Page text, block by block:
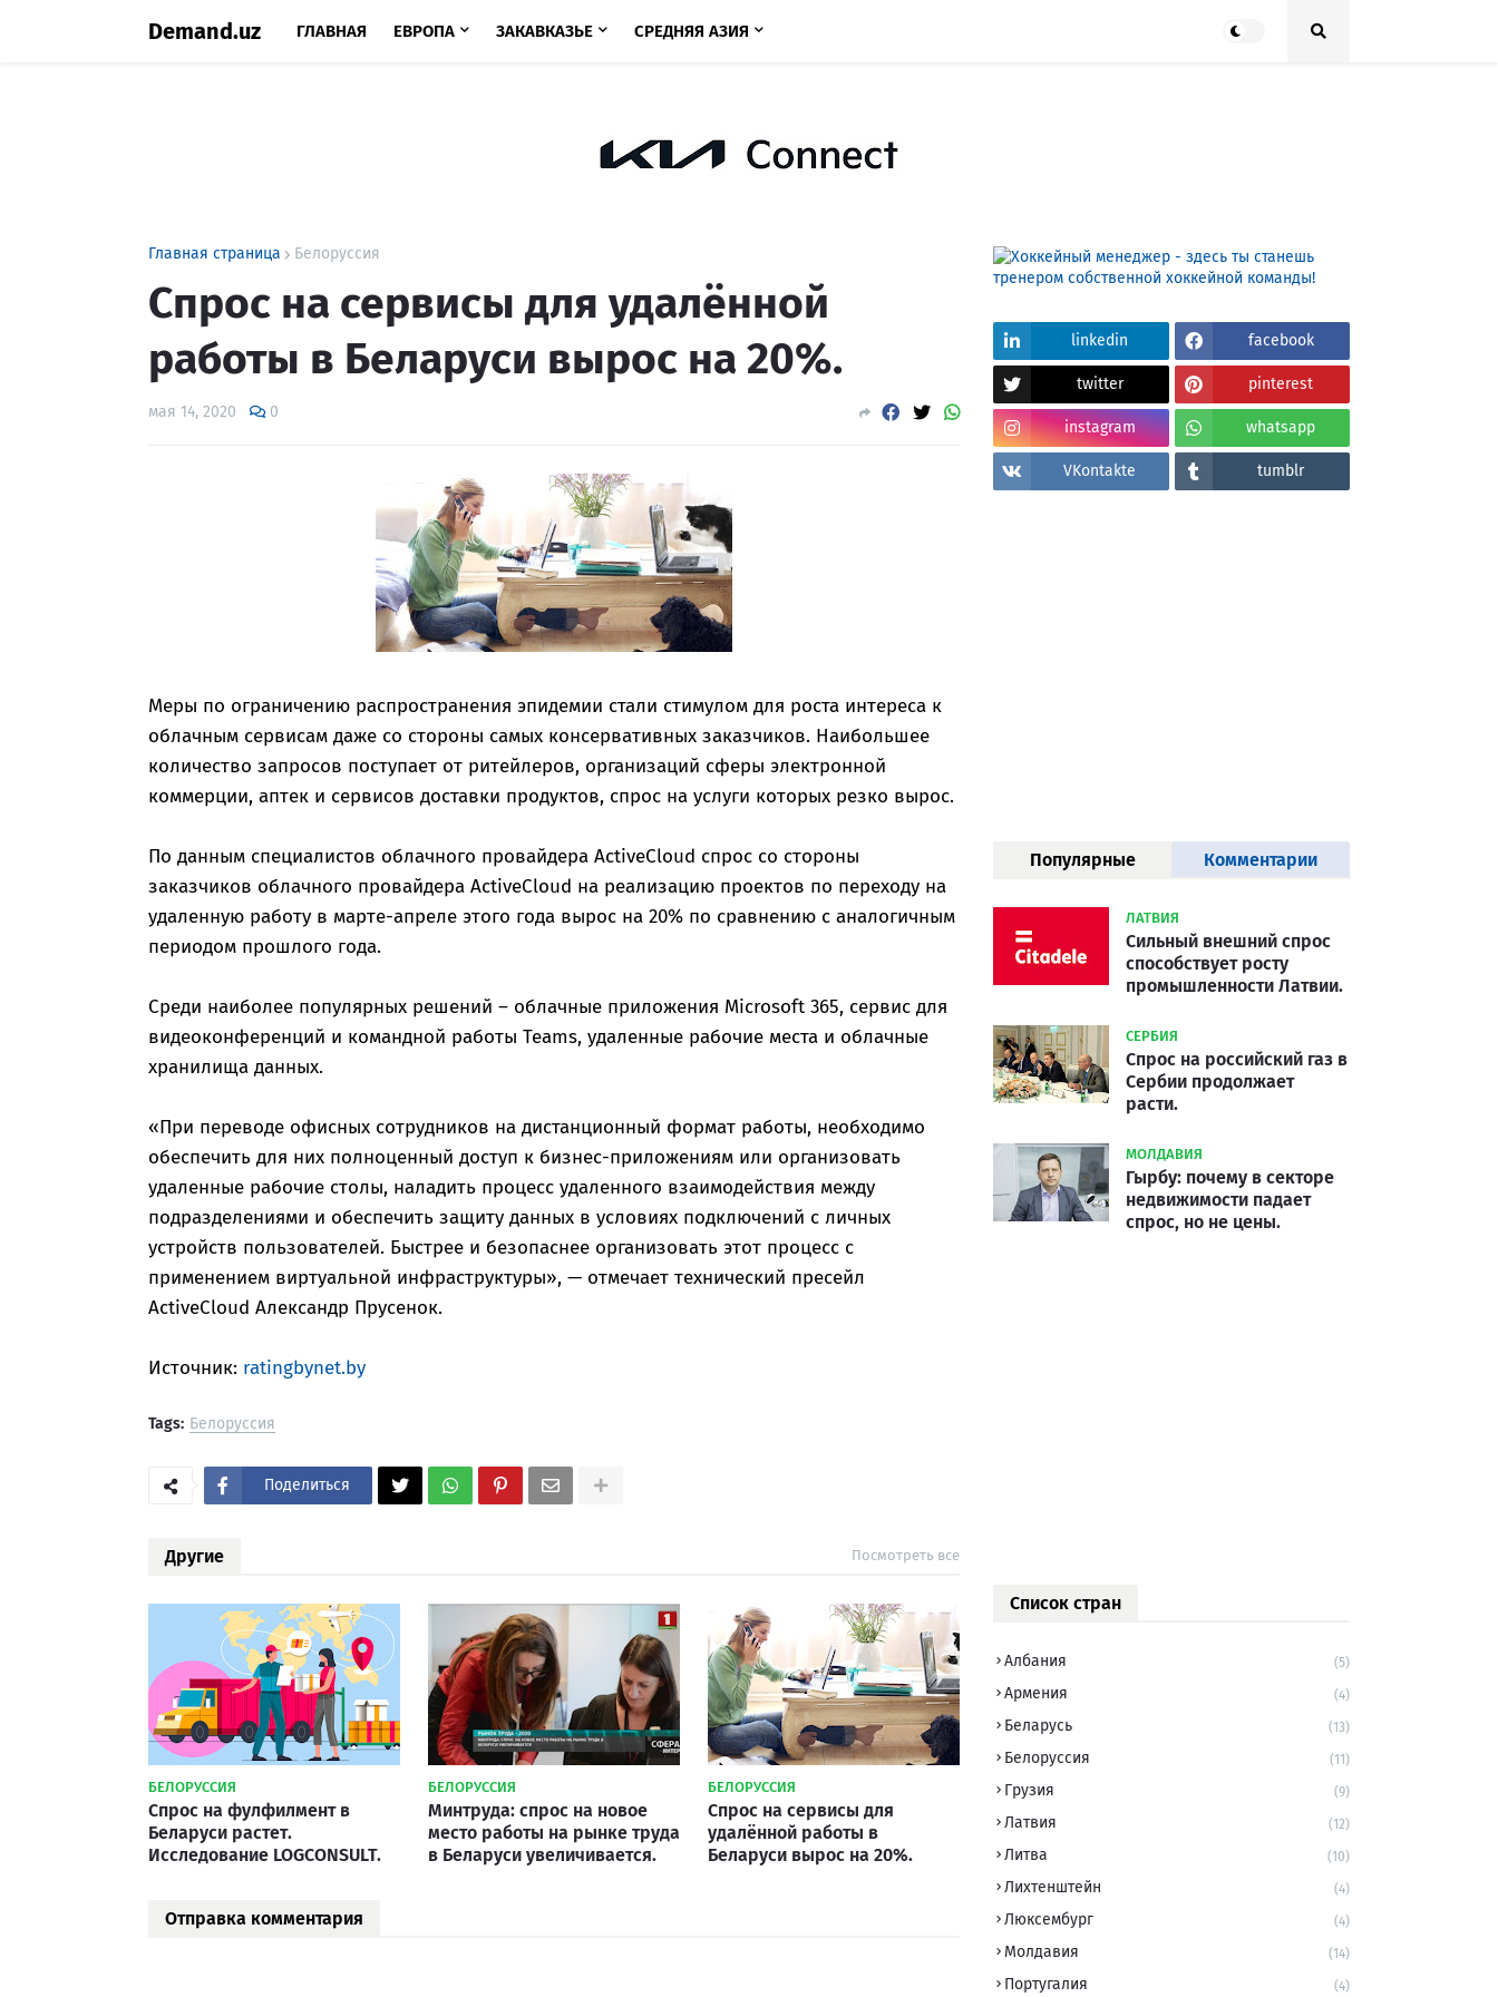
Demand.uz ГЛАВНАЯ ЕВРОПА ЗАКАВКАЗЬЕ СРЕДНЯЯ АЗИЯ
Главная страница Белоруссия
Спрос на сервисы для удалённой
работы в Беларуси вырос на 20%.
мая 14, 2020 0
Меры по ограничению распространения эпидемии стали стимулом для роста интереса к
облачным сервисам даже со стороны самых консервативных заказчиков. Наибольшее
количество запросов поступает от ритейлеров, организаций сферы электронной
коммерции, аптек и сервисов доставки продуктов, спрос на услуги которых резко вырос.
По данным специалистов облачного провайдера ActiveCloud спрос со стороны
заказчиков облачного провайдера ActiveCloud на реализацию проектов по переходу на
удаленную работу в марте-апреле этого года вырос на 20% по сравнению с аналогичным
периодом прошлого года.
Среди наиболее популярных решений – облачные приложения Microsoft 365, сервис для
видеоконференций и командной работы Teams, удаленные рабочие места и облачные
хранилища данных.
«При переводе офисных сотрудников на дистанционный формат работы, необходимо
обеспечить для них полноценный доступ к бизнес-приложениям или организовать
удаленные рабочие столы, наладить процесс удаленного взаимодействия между
подразделениями и обеспечить защиту данных в условиях подключений с личных
устройств пользователей. Быстрее и безопаснее организовать этот процесс c
применением виртуальной инфраструктуры», — отмечает технический пресейл
ActiveCloud Александр Прусенок.
Источник: ratingbynet.by
Tags: Белоруссия
Поделиться
Другие Посмотреть все
БЕЛОРУССИЯ
Спрос на фулфилмент в
Беларуси растет.
Исследование LOGCONSULT.
БЕЛОРУССИЯ
Минтруда: спрос на новое
место работы на рынке труда
в Беларуси увеличивается.
БЕЛОРУССИЯ
Спрос на сервисы для
удалённой работы в
Беларуси вырос на 20%.
Отправка комментария
linkedin facebook
twitter pinterest
instagram whatsapp
VKontakte tumblr
Популярные
Комментарии
ЛАТВИЯ
Сильный внешний спрос
способствует росту
промышленности Латвии.
СЕРБИЯ
Спрос на российский газ в
Сербии продолжает
расти.
МОЛДАВИЯ
Гырбу: почему в секторе
недвижимости падает
спрос, но не цены.
Список стран
Албания (5)
Армения (4)
Беларусь (13)
Белоруссия (11)
Грузия (9)
Латвия (12)
Литва (10)
Лихтенштейн (4)
Люксембург (4)
Молдавия (14)
Португалия (4)